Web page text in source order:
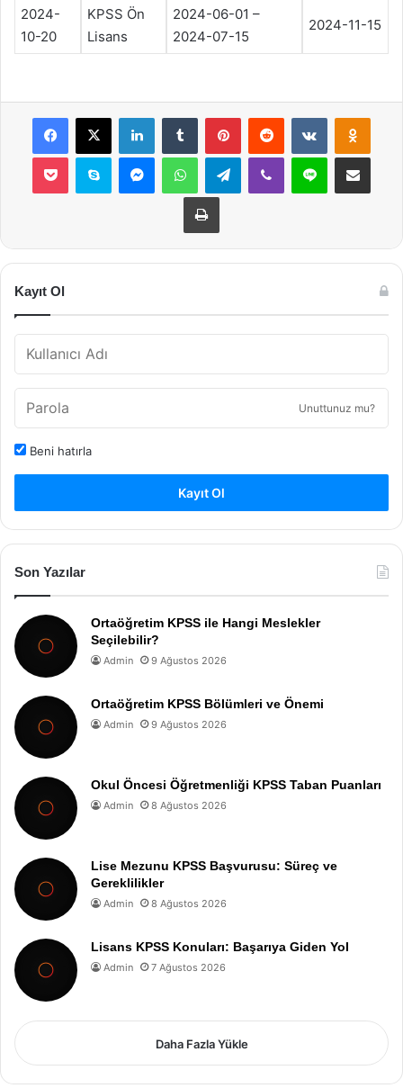
2024-
10-20
KPSS Ön
Lisans
2024-06-01 –
2024-07-15
2024-11-15
Facebook
X LinkedInTumblr PinterestReddit VKontakte
Pocket Skype MessengerWhatsAppTelegramViber Line E-Posta ile
Yazdır
Kayıt Ol
Unuttunuz mu?
Beni hatırla
Kayıt Ol
Son Yazılar
Ortaöğretim KPSS ile Hangi Meslekler
Seçilebilir?
Admin 9 Ağustos 2026
Ortaöğretim KPSS Bölümleri ve Önemi
Admin 9 Ağustos 2026
Okul Öncesi Öğretmenliği KPSS Taban Puanları
Admin 8 Ağustos 2026
Lise Mezunu KPSS Başvurusu: Süreç ve
Gereklilikler
Admin 8 Ağustos 2026
Lisans KPSS Konuları: Başarıya Giden Yol
Admin 7 Ağustos 2026
Daha Fazla Yükle